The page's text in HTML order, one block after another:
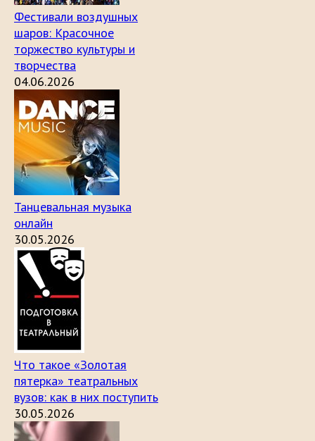
Фестивали воздушных
шаров: Красочное
торжество культуры и
творчества
04.06.2026
Танцевальная музыка
онлайн
30.05.2026
Что такое «Золотая
пятерка» театральных
вузов: как в них поступить
30.05.2026